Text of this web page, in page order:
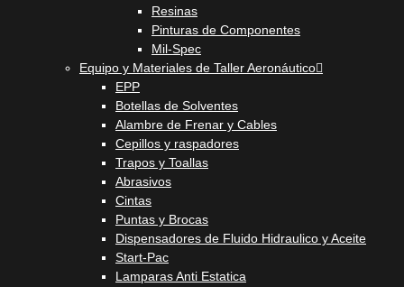
Resinas
Pinturas de Componentes
Mil-Spec
Equipo y Materiales de Taller Aeronáutico
EPP
Botellas de Solventes
Alambre de Frenar y Cables
Cepillos y raspadores
Trapos y Toallas
Abrasivos
Cintas
Puntas y Brocas
Dispensadores de Fluido Hidraulico y Aceite
Start-Pac
Lamparas Anti Estatica